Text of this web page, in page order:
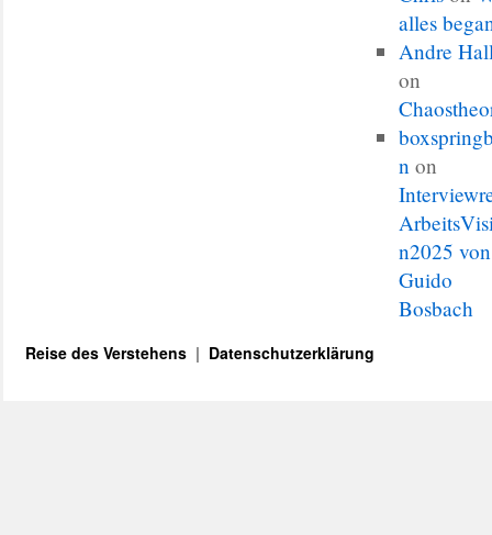
alles
Andre
on
n on
n2025 von
Guido
Bosbach
Reise des Verstehens Datenschutzerklärung